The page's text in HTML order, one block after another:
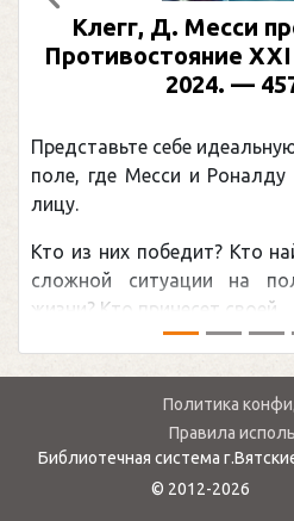
Клегг, Д. Месси
Противостояние
2024. —
Представьте себе
поле, где Месси и
лицу.
Кто из них победит? Кто
сложной ситуации на
жизни? Кто принесет своей ...
Предыдущий
Политика
Правила
Библиотечная система
© 2012-2026